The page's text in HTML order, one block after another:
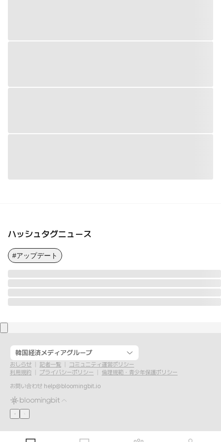
ハッシュタグニュース
#アップデート
韓国経済メディアグループ
おしらせ 記者一覧
コミュニティ運営ポリシー
利用規約
プライバシーポリシー
倫理規範・青少年保護ポリシー
お問い合わせ help@bloomingbit.io